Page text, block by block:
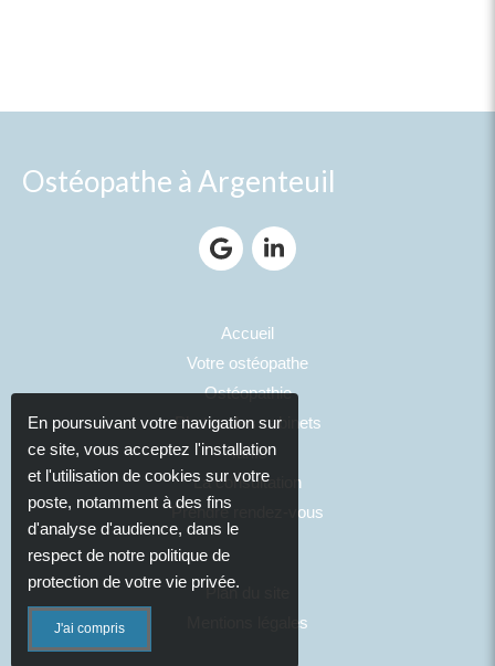
Ostéopathe à Argenteuil
Accueil
Votre ostéopathe
Ostéopathie
Photos des cabinets
Tarifs
La consultation
Prendre rendez-vous
Plan du site
Mentions légales
En poursuivant votre navigation sur
ce site, vous acceptez l'installation
et l'utilisation de cookies sur votre
poste, notamment à des fins
d'analyse d'audience, dans le
respect de notre politique de
protection de votre vie privée.
J'ai compris